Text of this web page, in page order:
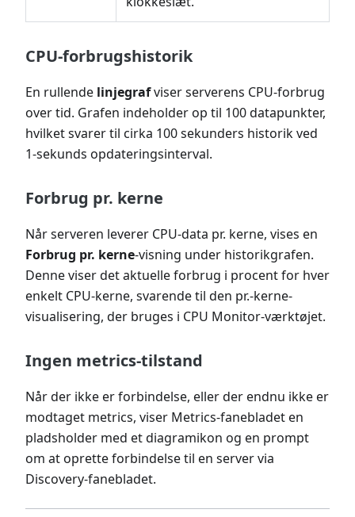
CPU-forbrugshistorik
En rullende linjegrafviser serverens CPU-forbrug
over tid. Grafen indeholder op til 100 datapunkter,
hvilket svarer til cirka 100 sekunders historik ved
1-sekunds opdateringsinterval.
Forbrug pr. kerne
Når serveren leverer CPU-data pr. kerne, vises en
Forbrug pr. kerne-visning under historikgrafen.
Denne viser det aktuelle forbrug i procent for hver
enkelt CPU-kerne, svarende til den pr.-kerne-
visualisering, der bruges i CPU Monitor-værktøjet.
Ingen metrics-tilstand
Når der ikke er forbindelse, eller der endnu ikke er
modtaget metrics, viser Metrics-fanebladet en
pladsholder med et diagramikon og en prompt
om at oprette forbindelse til en server via
Discovery-fanebladet.